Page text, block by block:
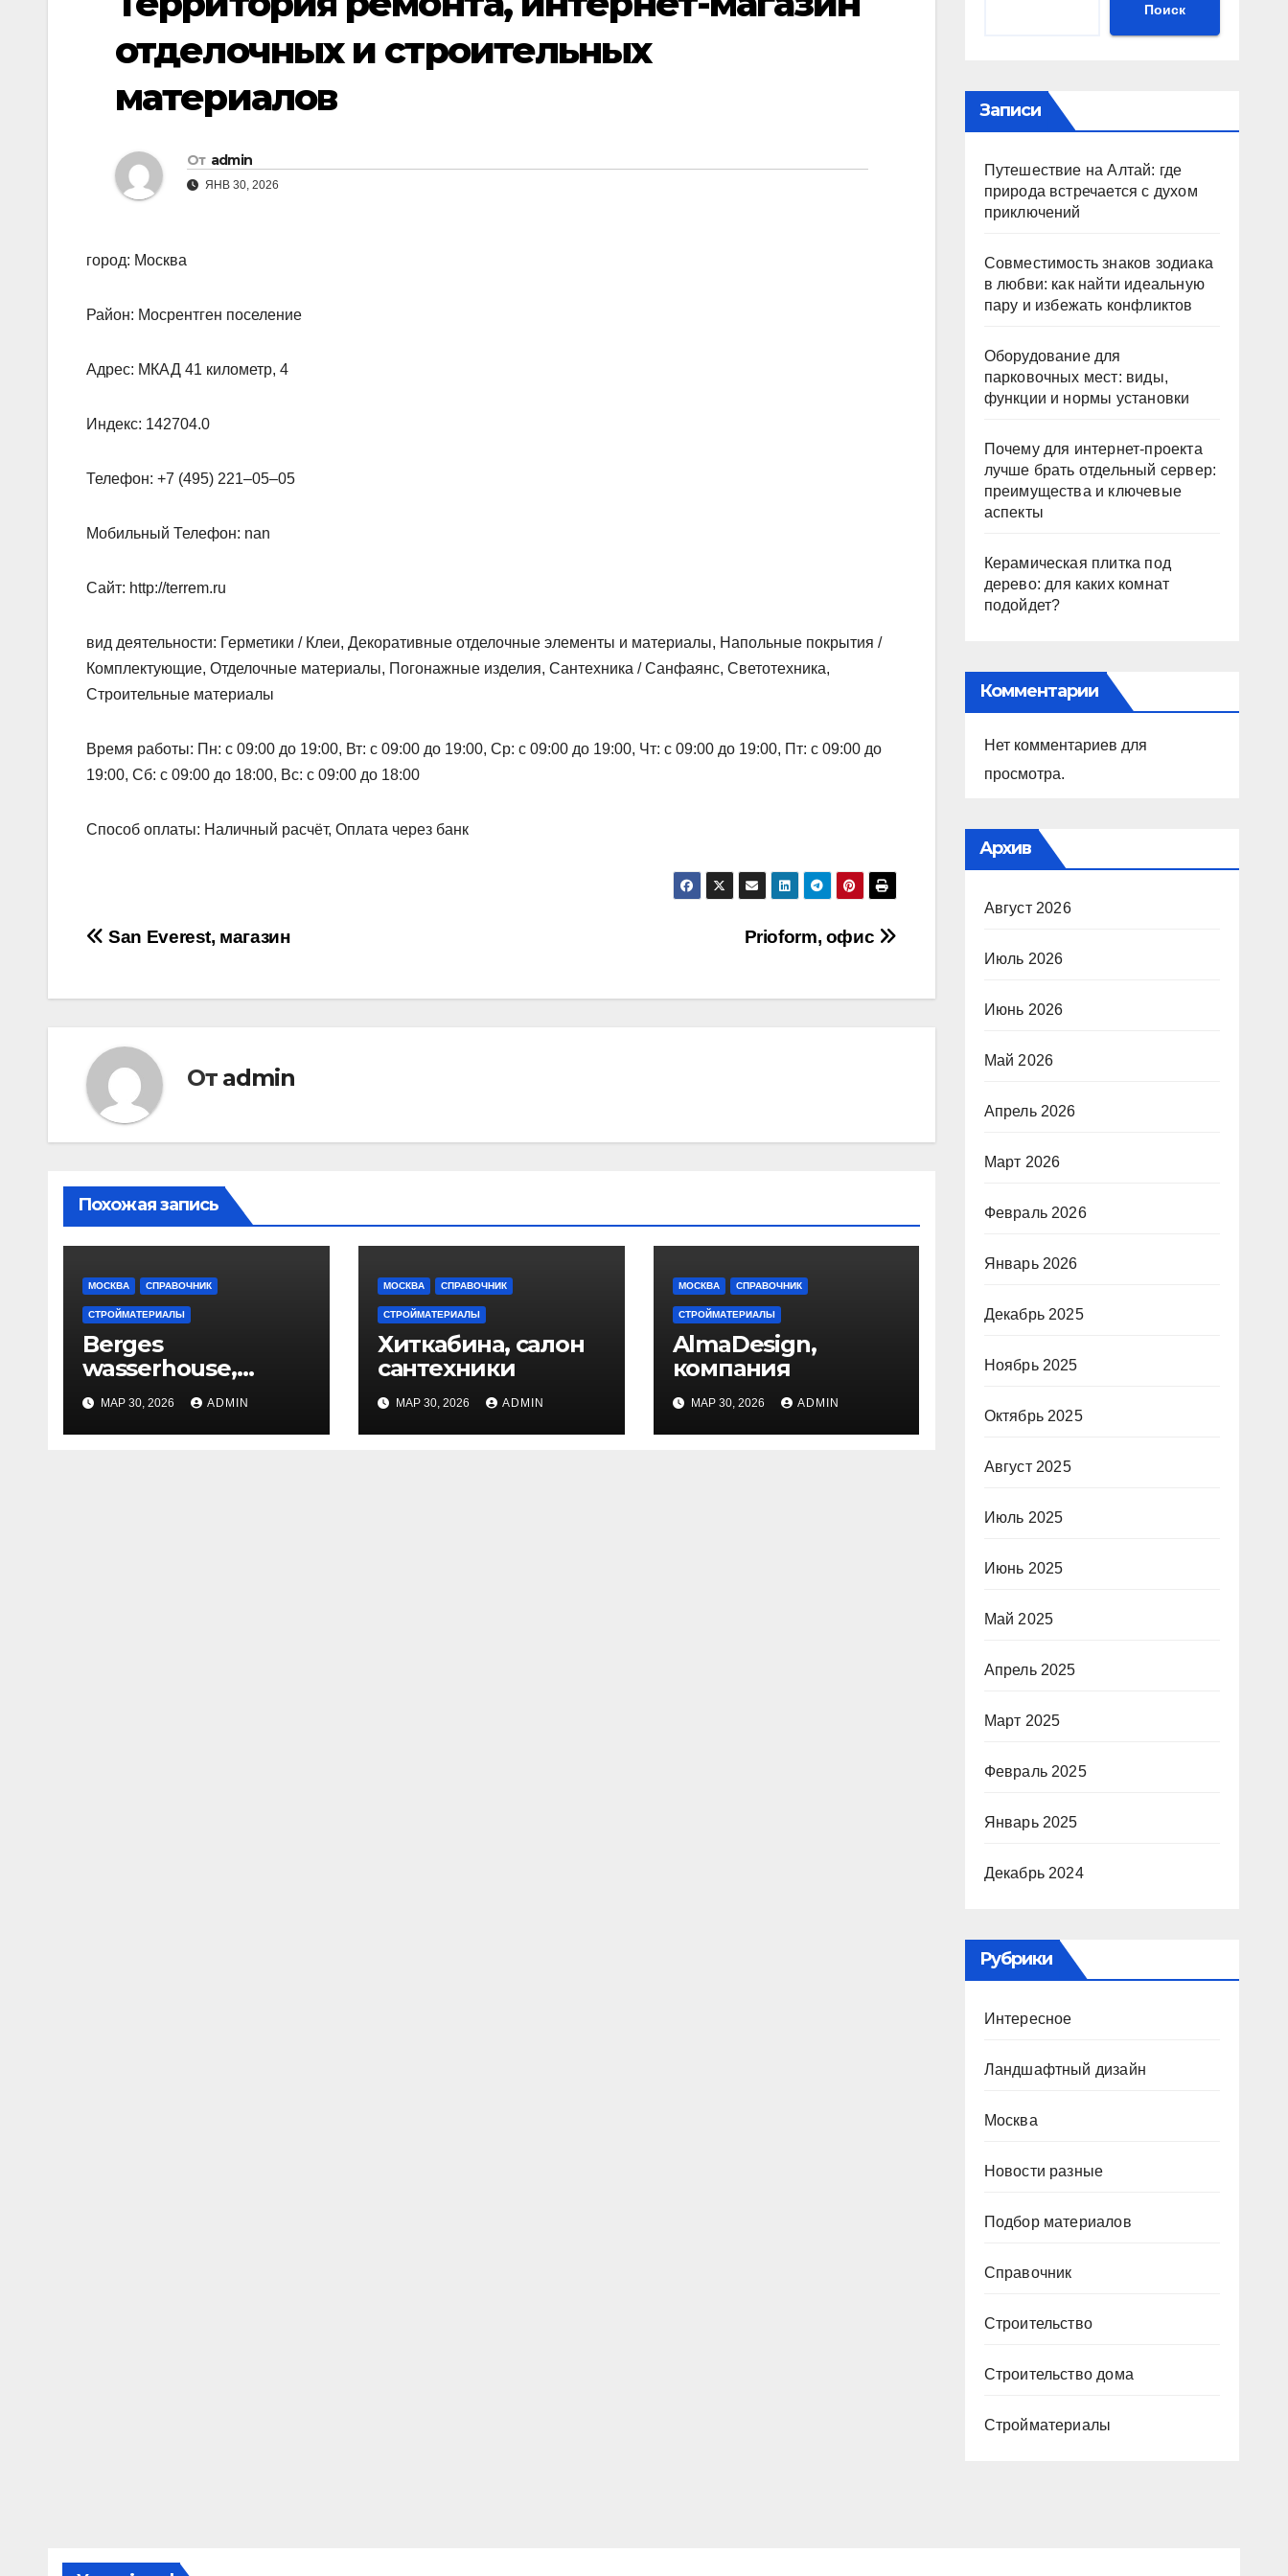
отделочных и строительных
материалов
От admin
ЯНВ 30, 2026
город: Москва
Район: Мосрентген поселение
Адрес: МКАД 41 километр, 4
Индекс: 142704.0
Телефон: +7 (495) 221‒05‒05
Мобильный Телефон: nan
Сайт: http://terrem.ru
вид деятельности: Герметики / Клеи, Декоративные отделочные элементы и материалы, Напольные покрытия /
Комплектующие, Отделочные материалы, Погонажные изделия, Сантехника / Санфаянс, Светотехника,
Строительные материалы
Время работы: Пн: с 09:00 до 19:00, Вт: с 09:00 до 19:00, Ср: с 09:00 до 19:00, Чт: с 09:00 до 19:00, Пт: с 09:00 до
19:00, Сб: с 09:00 до 18:00, Вс: с 09:00 до 18:00
Способ оплаты: Наличный расчёт, Оплата через банк
Навигация
Prioform, офис
San Everest, магазин
От admin
Похожая запись
МОСКВА СПРАВОЧНИК
СТРОЙМАТЕРИАЛЫ
Berges
wasserhouse,
шоурум
МАР 30, 2026 ADMIN
МОСКВА СПРАВОЧНИК
СТРОЙМАТЕРИАЛЫ
Хиткабина, салон
сантехники
МАР 30, 2026 ADMIN
МОСКВА СПРАВОЧНИК
СТРОЙМАТЕРИАЛЫ
AlmaDesign,
компания
МАР 30, 2026 ADMIN
Поиск
Записи
Путешествие на Алтай: где
природа встречается с духом
приключений
Совместимость знаков зодиака
в любви: как найти идеальную
пару и избежать конфликтов
Оборудование для
парковочных мест: виды,
функции и нормы установки
Почему для интернет-проекта
лучше брать отдельный сервер:
преимущества и ключевые
аспекты
Керамическая плитка под
дерево: для каких комнат
подойдет?
Комментарии
Нет комментариев для
просмотра.
Архив
Август 2026
Июль 2026
Июнь 2026
Май 2026
Апрель 2026
Март 2026
Февраль 2026
Январь 2026
Декабрь 2025
Ноябрь 2025
Октябрь 2025
Август 2025
Июль 2025
Июнь 2025
Май 2025
Апрель 2025
Март 2025
Февраль 2025
Январь 2025
Декабрь 2024
Рубрики
Интересное
Ландшафтный дизайн
Москва
Новости разные
Подбор материалов
Справочник
Строительство
Строительство дома
Стройматериалы